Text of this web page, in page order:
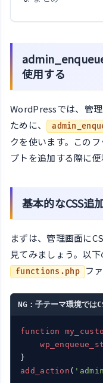
使用する
WordPressでは、管
ために、
クを使います。この
プトを追加する際に便
基本的なCSS追
まずは、管理画面に
見てみましょう。以
functions.php フ
NG：子テーマ環境では
function
add_action (